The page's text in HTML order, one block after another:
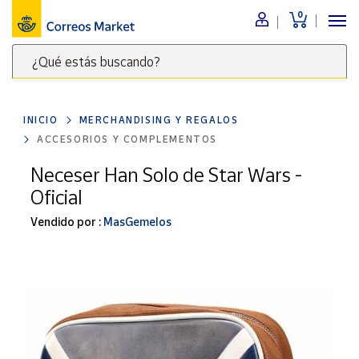
0
¿Qué estás buscando?
clave
para
buscar
productos
Correos
Menú
Nuestro
catálogo
Alimentación
Ocio y cultura
Juguetes y
juegos
Tienda de
Correos
INICIO
MERCHANDISING Y REGALOS
ACCESORIOS Y COMPLEMENTOS
Neceser Han Solo de Star Wars -
Oficial
Vendido por : MasGemelos